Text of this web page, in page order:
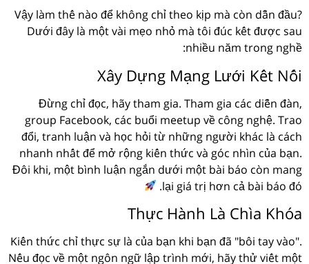
Vậy làm thế nào để không chỉ theo kịp mà còn dẫn đầu?
Dưới đây là một vài mẹo nhỏ mà tôi đúc kết được sau
nhiều năm trong nghề:
Xây Dựng Mạng Lưới Kết Nối
Đừng chỉ đọc, hãy tham gia. Tham gia các diễn đàn,
group Facebook, các buổi meetup về công nghệ. Trao
đổi, tranh luận và học hỏi từ những người khác là cách
nhanh nhất để mở rộng kiến thức và góc nhìn của bạn.
Đôi khi, một bình luận ngắn dưới một bài báo còn mang
lại giá trị hơn cả bài báo đó.
Thực Hành Là Chìa Khóa
Kiến thức chỉ thực sự là của bạn khi bạn đã "bôi tay vào".
Nếu đọc về một ngôn ngữ lập trình mới, hãy thử viết một